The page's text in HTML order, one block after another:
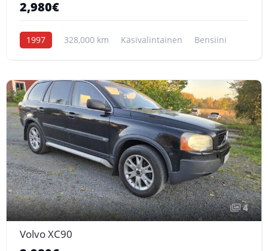
2,980€
1997 328,000 km Käsivalintainen Bensiini
4
Volvo XC90